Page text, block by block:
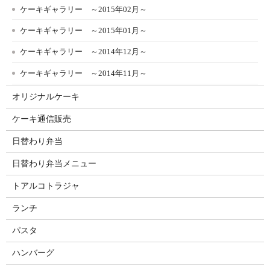
ケーキギャラリー ～2015年02月～
ケーキギャラリー ～2015年01月～
ケーキギャラリー ～2014年12月～
ケーキギャラリー ～2014年11月～
オリジナルケーキ
ケーキ通信販売
日替わり弁当
日替わり弁当メニュー
トアルコトラジャ
ランチ
パスタ
ハンバーグ